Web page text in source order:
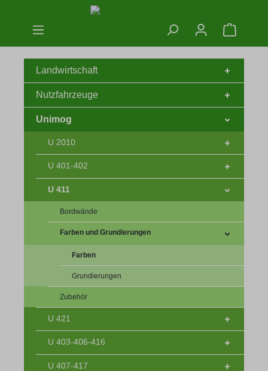
Zum Hauptinhalt springen
Landwirtschaft
Nutzfahrzeuge
Unimog
U 2010
U 401-402
U 411
Bordwände
Farben und Grundierungen
Farben
Grundierungen
Zubehör
U 421
U 403-406-416
U 407-417